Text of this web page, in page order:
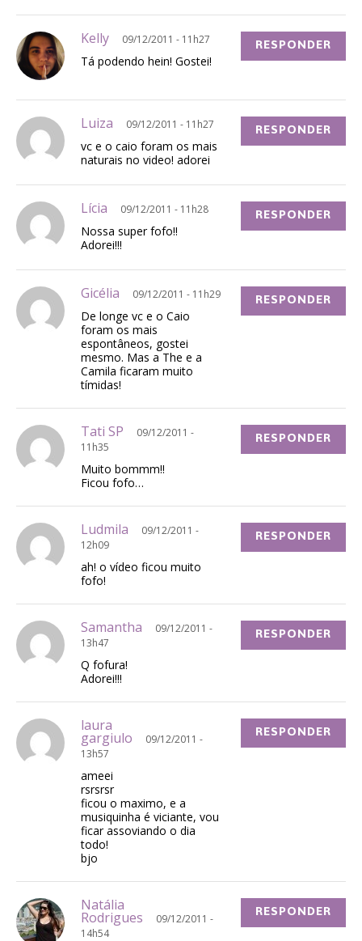
Kelly 09/12/2011 - 11h27
Tá podendo hein! Gostei!
RESPONDER
Luiza 09/12/2011 - 11h27
vc e o caio foram os mais
naturais no video! adorei
RESPONDER
Lícia 09/12/2011 - 11h28
Nossa super fofo!!
Adorei!!!
RESPONDER
Gicélia 09/12/2011 - 11h29
De longe vc e o Caio
foram os mais
espontâneos, gostei
mesmo. Mas a The e a
Camila ficaram muito
tímidas!
RESPONDER
Tati SP
09/12/2011 -
11h35
Muito bommm!!
Ficou fofo…
RESPONDER
Ludmila
09/12/2011 -
12h09
ah! o vídeo ficou muito
fofo!
RESPONDER
Samantha
09/12/2011 -
13h47
Q fofura!
Adorei!!!
RESPONDER
laura
gargiulo
09/12/2011 -
13h57
ameei
rsrsrsr
ficou o maximo, e a
musiquinha é viciante, vou
ficar assoviando o dia
todo!
bjo
RESPONDER
Natália
Rodrigues
09/12/2011 -
14h54
RESPONDER